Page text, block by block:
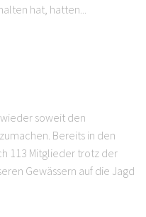
hat, hatten...
soweit den
Bereits in den
113 Mitglieder trotz der
Gewässern auf die Jagd